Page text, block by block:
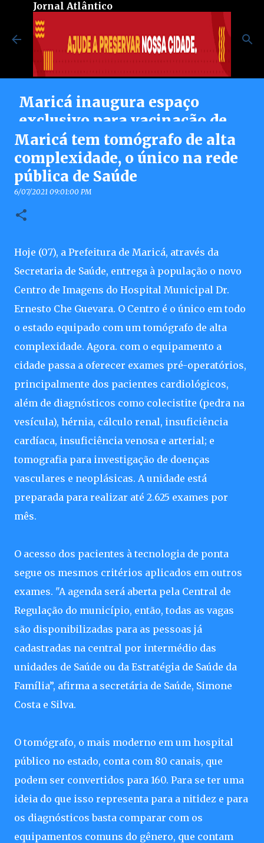
Pular para o conteúdo principal
Jornal Atlântico
Maricá inaugura espaço
exclusivo para vacinação de
pessoas autistas no Centro de
Vacinação Integrada
8/07/2026 08:37:00 PM
0
Maricá tem tomógrafo de alta
complexidade, o único na rede
pública de Saúde
6/07/2021 09:01:00 PM
Hoje (07), a Prefeitura de Maricá, através da
Secretaria de Saúde, entrega à população o novo
Centro de Imagens do Hospital Municipal Dr.
Ernesto Che Guevara. O Centro é o único em todo
o estado equipado com um tomógrafo de alta
complexidade. Agora. com o equipamento a
cidade passa a oferecer exames pré-operatórios,
principalmente dos pacientes cardiológicos,
além de diagnósticos como colecistite (pedra na
vesícula), hérnia, cálculo renal, insuficiência
cardíaca, insuficiência venosa e arterial; e
tomografia para investigação de doenças
vasculares e neoplásicas. A unidade está
preparada para realizar até 2.625 exames por
mês.
O acesso dos pacientes à tecnologia de ponta
segue os mesmos critérios aplicados em outros
exames. "A agenda será aberta pela Central de
Regulação do município, então, todas as vagas
são disponibilizadas para as pessoas já
cadastradas na central por intermédio das
unidades de Saúde ou da Estratégia de Saúde da
Família”, afirma a secretária de Saúde, Simone
Costa e Silva.
O tomógrafo, o mais moderno em um hospital
público no estado, conta com 80 canais, que
podem ser convertidos para 160. Para se ter uma
ideia do que isso representa para a nitidez e para
os diagnósticos basta comparar com os
equipamentos comuns do gênero, que contam